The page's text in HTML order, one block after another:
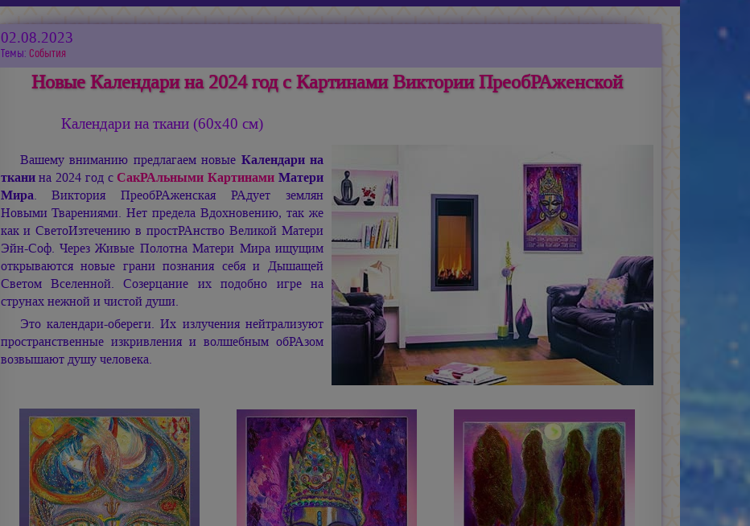
02.08.2023
Темы: События
Новые Календари на 2024 год с Картинами Виктории ПреобРАженской
Календари на ткани (60х40 см)
Вашему вниманию предлагаем новые Календари на
тканина 2024 год сСакРАльными Картинами Матери
Мира. Виктория ПреобРАженская РАдует землян
Новыми Тварениями. Нет предела Вдохновению, так же
как и СветоИзтечению в простРАнство Великой Матери
Эйн-Соф. Через Живые Полотна Матери Мира ищущим
открываются новые грани познания себя и Дышащей
Светом Вселенной. Созерцание их подобно игре на
струнах нежной и чистой души.
Это календари-обереги. Их излучения нейтрализуют
пространственные изкривления и волшебным обРАзом
возвышают душу человека.